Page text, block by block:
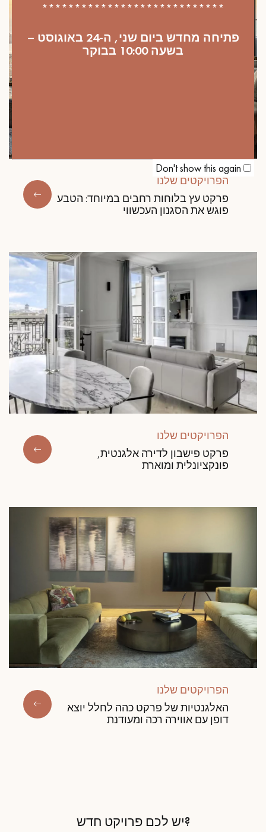
הפרויקטים שלנו
פרקט עץ בלוחות רחבים במיוחד: הטבע
פוגש את הסגנון העכשווי
הפרויקטים שלנו
פרקט פישבון לדירה אלגנטית,
פונקציונלית ומוארת
הפרויקטים שלנו
האלגנטיות של פרקט כהה לחלל יוצא
דופן עם אווירה רכה ומעודנת
?יש לכם פרויקט חדש
****************************
פתיחה מחדש ביום שני, ה-24 באוגוסט –
בשעה 10:00 בבוקר
Don't show this again